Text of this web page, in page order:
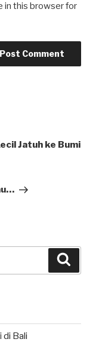
in this browser for
Jatuh ke Bumi
Bali